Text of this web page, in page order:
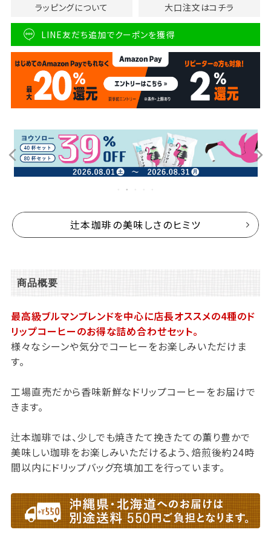
ラッピングについて 大口注文はコチラ
LINE友だち追加でクーポンを獲得
辻本珈琲の美味しさのヒミツ
商品概要
最高級ブルマンブレンドを中心に店長オススメの4種のド
リップコーヒーのお得な詰め合わせセット。
様々なシーンや気分でコーヒーをお楽しみいただけま
す。
工場直売だから香味新鮮なドリップコーヒーをお届けで
きます。
辻本珈琲では、少しでも焼きたて挽きたての薫り豊かで
美味しい珈琲をお楽しみいただけるよう、焙煎後約24時
間以内にドリップバッグ充填加工を行っています。